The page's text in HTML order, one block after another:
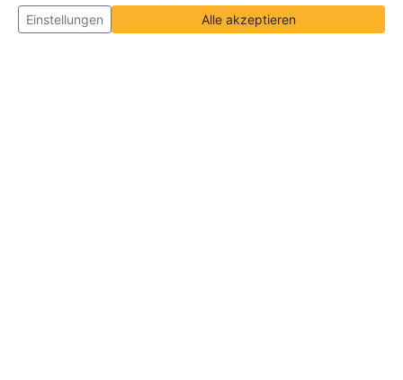
Einstellungen
Alle akzeptieren